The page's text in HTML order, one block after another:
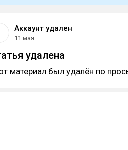
Аккаунт удален
11 мая
удалена
материал был удалён по